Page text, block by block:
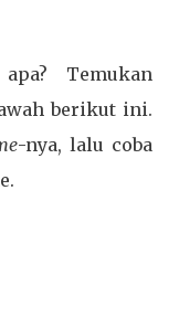
Temukan
berikut ini.
-nya, lalu coba